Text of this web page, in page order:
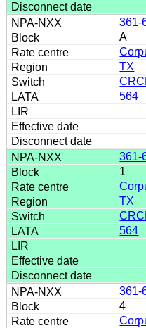
361-
A
TX
564
361-
1
TX
564
361-
4